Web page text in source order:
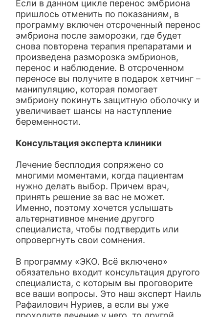
Если в данном цикле перенос эмбриона
пришлось отменить по показаниям, в
программу включен отсроченный перенос
эмбриона после заморозки, где будет
снова повторена терапия препаратами и
произведена разморозка эмбрионов,
перенос и наблюдение. В отсроченном
переносе вы получите в подарок хетчинг –
манипуляцию, которая помогает
эмбриону покинуть защитную оболочку и
увеличивает шансы на наступление
беременности.
Консультация эксперта клиники
Лечение бесплодия сопряжено со
многими моментами, когда пациентам
нужно делать выбор. Причем врач,
принять решение за вас не может.
Именно, поэтому хочется услышать
альтернативное мнение другого
специалиста, чтобы подтвердить или
опровергнуть свои сомнения.
В программу «ЭКО. Всё включено»
обязательно входит консультация другого
специалиста, с которым вы проговорите
все ваши вопросы. Это наш эксперт Наиль
Рафаилович Нуриев, а если вы уже